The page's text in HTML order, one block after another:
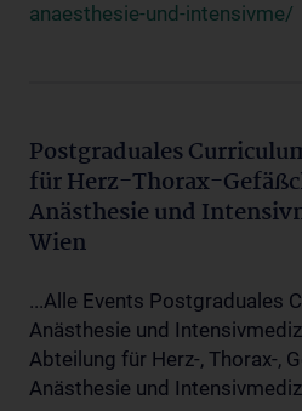
anaesthesie-und-intensivme/
Postgraduales
für Herz-Thorax-
Anästhesie und
Wien
...Alle Events Postgraduales
Anästhesie und
Abteilung für Herz-, Thorax-,
Anästhesie und